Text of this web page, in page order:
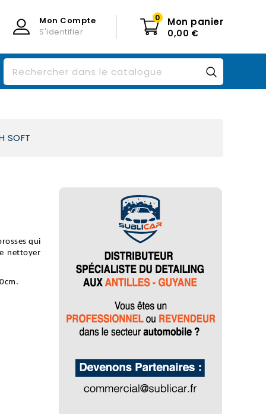
Mon panier
0
0,00 €
Mon Compte
S'identifier
SOFT
qui
nettoyer